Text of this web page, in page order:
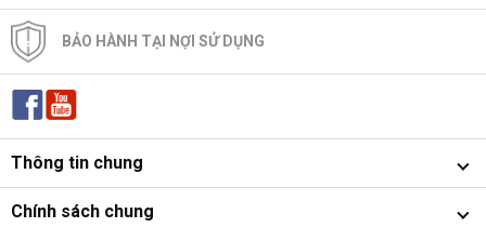
BẢO HÀNH TẠI NỢI SỬ DỤNG
Thông tin chung
Chính sách chung